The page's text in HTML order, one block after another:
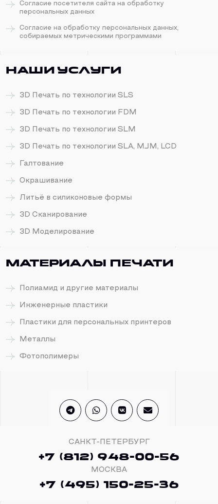
Согласие посетителя сайта на обработку
персональных данных
Согласие на обработку персональных данных,
собираемых метрическими программами
Наши услуги
3D Печать по технологии SLS
3D Печать по технологии FDM
3D Печать по технологии SLM
3D Печать по технологии SLA, MJM, LCD
Галтование
Окрашивание
Литьё в силиконовые формы
3D Сканирование
3D Моделирование
Материалы печати
Полиамид и другие материалы
Инженерные пластики
Пластики для персональных принтеров
Металлы
Фотополимеры
САНКТ-ПЕТЕРБУРГ
+7 (812) 948-00-56
МОСКВА
+7 (495) 150-25-36